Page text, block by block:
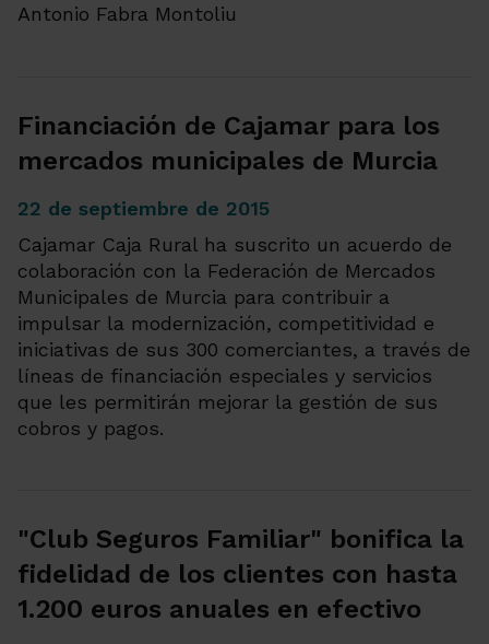
Antonio Fabra Montoliu
Financiación de Cajamar para los
mercados municipales de Murcia
22 de septiembre de 2015
Cajamar Caja Rural ha suscrito un acuerdo de
colaboración con la Federación de Mercados
Municipales de Murcia para contribuir a
impulsar la modernización, competitividad e
iniciativas de sus 300 comerciantes, a través de
líneas de financiación especiales y servicios
que les permitirán mejorar la gestión de sus
cobros y pagos.
"Club Seguros Familiar" bonifica la
fidelidad de los clientes con hasta
1.200 euros anuales en efectivo